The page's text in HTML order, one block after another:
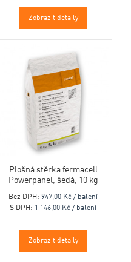
Zobrazit detaily
Plošná stěrka fermacell
Powerpanel, šedá, 10 kg
Bez DPH: 947,00 Kč / balení
S DPH: 1 146,00 Kč / balení
Zobrazit detaily